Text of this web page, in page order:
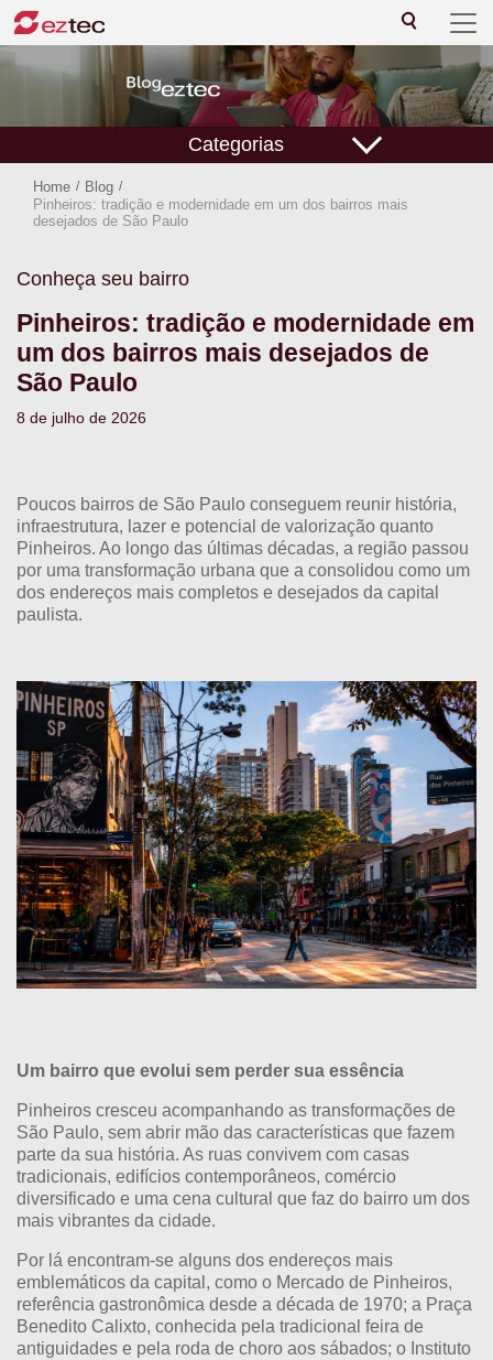
Categorias
Home / Blog /
Pinheiros: tradição e modernidade em um dos bairros mais
desejados de São Paulo
Conheça seu bairro
Pinheiros: tradição e modernidade em
um dos bairros mais desejados de
São Paulo
8 de julho de 2026
Poucos bairros de São Paulo conseguem reunir história,
infraestrutura, lazer e potencial de valorização quanto
Pinheiros. Ao longo das últimas décadas, a região passou
por uma transformação urbana que a consolidou como um
dos endereços mais completos e desejados da capital
paulista.
Um bairro que evolui sem perder sua essência
Pinheiros cresceu acompanhando as transformações de
São Paulo, sem abrir mão das características que fazem
parte da sua história. As ruas convivem com casas
tradicionais, edifícios contemporâneos, comércio
diversificado e uma cena cultural que faz do bairro um dos
mais vibrantes da cidade.
Por lá encontram-se alguns dos endereços mais
emblemáticos da capital, como o Mercado de Pinheiros,
referência gastronômica desde a década de 1970; a Praça
Benedito Calixto, conhecida pela tradicional feira de
antiguidades e pela roda de choro aos sábados; o Instituto